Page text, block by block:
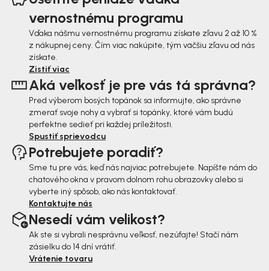
vernostnému programu
Vďaka nášmu vernostnému programu získate zľavu 2 až 10 %
z nákupnej ceny. Čím viac nakúpite, tým väčšiu zľavu od nás
získate.
Zistiť viac
Aká veľkosť je pre vás tá správna?
Pred výberom bosých topánok sa informujte, ako správne
zmerať svoje nohy a vybrať si topánky, ktoré vám budú
perfektne sedieť pri každej príležitosti.
Spustiť sprievodcu
Potrebujete poradiť?
Sme tu pre vás, keď nás najviac potrebujete. Napíšte nám do
chatového okna v pravom dolnom rohu obrazovky alebo si
vyberte iný spôsob, ako nás kontaktovať.
Kontaktujte nás
Nesedí vám velikost?
Ak ste si vybrali nesprávnu veľkosť, nezúfajte! Stačí nám
zásielku do 14 dní vrátiť.
Vrátenie tovaru